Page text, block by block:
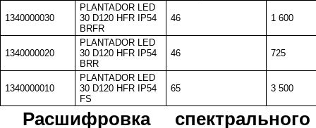
1340000030
PLANTADOR LED
30 D120 HFR IP54
BRFR
46 1 600
1340000020
PLANTADOR LED
30 D120 HFR IP54
BRR
46 725
1340000010
PLANTADOR LED
30 D120 HFR IP54
FS
65 3 500
Расшифровка